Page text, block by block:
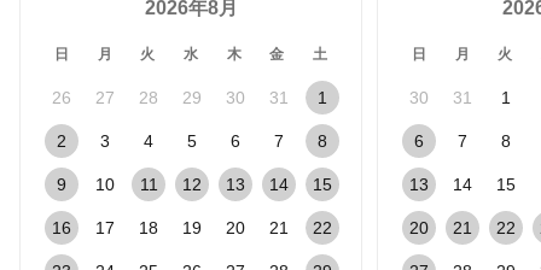
2026年8月
日 月 火 水 木 金 土
26 27 28 29 30 31 1
2 3 4 5 6 7 8
9 10 11 12 13 14 15
16 17 18 19 20 21 22
日 月 火
30 31 1
6 7 8
13 14 15
20 21 22